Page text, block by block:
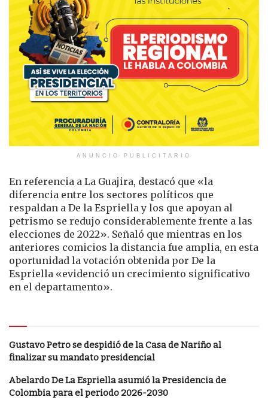
ANUNCIO PUBLICITARIO
En referencia a La Guajira, destacó que «la
diferencia entre los sectores políticos que
respaldan a De la Espriella y los que apoyan al
petrismo se redujo considerablemente frente a las
elecciones de 2022». Señaló que mientras en los
anteriores comicios la distancia fue amplia, en esta
oportunidad la votación obtenida por De la
Espriella «evidenció un crecimiento significativo
en el departamento».
Gustavo Petro se despidió de la Casa de Nariño al
finalizar su mandato presidencial
Abelardo De La Espriella asumió la Presidencia de
Colombia para el periodo 2026-2030